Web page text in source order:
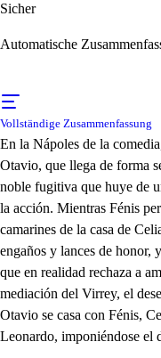
Sicher
Automatische
Vollständige Zusammenfassung
En la Nápoles de la
Otavio, que llega de forma
noble fugitiva que huye de
la acción. Mientras Fénis
camarines de la casa de
engaños y lances de honor,
que en realidad rechaza a
mediación del Virrey, el
Otavio se casa con Fénis,
Leonardo, imponiéndose el